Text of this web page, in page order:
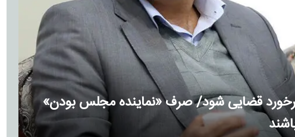
قضایی شود/ صرف «نماینده مجلس بودن»